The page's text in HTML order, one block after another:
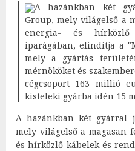
A hazánkban két
Group, mely világelső a
energia- és
iparágában, elindítja a
mely a gyártás
mérnököket és
cégcsoport 163 millió
kisteleki gyárba idén 15
A hazánkban két gyárral
mely világelső a magasan
és hírközlő kábelek és